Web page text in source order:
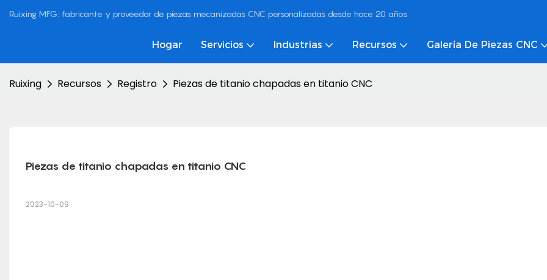
Ruixing MFG: fabricante y proveedor de piezas mecanizadas CNC personalizadas desde hace 20 años
Hogar Servicios Industrias Recursos Galería De Piezas CNC
Ruixing Recursos Registro Piezas de titanio chapadas en titanio CNC
Piezas de titanio chapadas en titanio CNC
2023-10-09